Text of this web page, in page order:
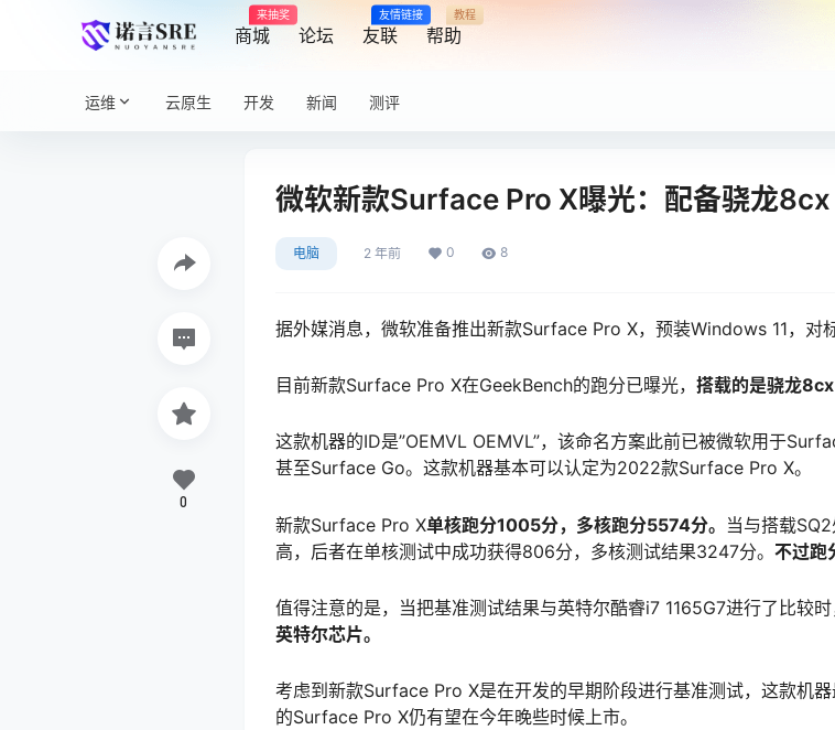
商城
来抽奖
论坛 友联
友情链接
帮助
教程
运维 云原生 开发 新闻 测评
微软新款Surface Pro X曝光：配备骁龙
电脑 2 年前 0 8
据外媒消息，微软准备推出新款Surface Pro X，预装Windows 11，对
目前新款Surface Pro X在GeekBench的跑分已曝光， 搭载的是骁龙8cx
这款机器的ID是”OEMVL OEMVL”，该命名方案此前已被微软用于
甚至Surface Go。这款机器基本可以认定为2022款Surface Pro X。
新款Surface Pro X单核跑分1005分，多核跑分5574分。 当与搭载
高，后者在单核测试中成功获得806分，多核测试结果3247分。 不过跑
值得注意的是，当把基准测试结果与英特尔酷睿i7 1165G7进行了比较时
英特尔芯片。
考虑到新款Surface Pro X是在开发的早期阶段进行基准测试，这款机
的Surface Pro X仍有望在今年晚些时候上市。
0